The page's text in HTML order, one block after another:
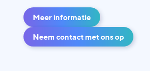
Meer informatie
Neem contact met ons op